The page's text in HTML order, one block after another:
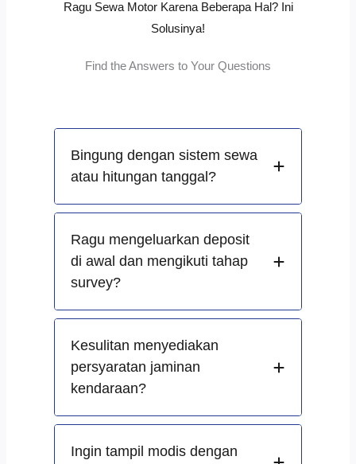
Ragu Sewa Motor Karena Beberapa Hal? Ini
Solusinya!
Find the Answers to Your Questions
Bingung dengan sistem sewa
atau hitungan tanggal?
Ragu mengeluarkan deposit
di awal dan mengikuti tahap
survey?
Kesulitan menyediakan
persyaratan jaminan
kendaraan?
Ingin tampil modis dengan